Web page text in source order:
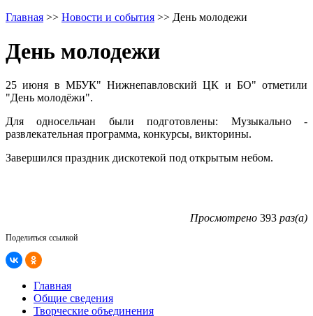
Главная >> Новости и события >> День молодежи
День молодежи
25 июня в МБУК" Нижнепавловский ЦК и БО" отметили
"День молодёжи".
Для односельчан были подготовлены: Музыкально -
развлекательная программа, конкурсы, викторины.
Завершился праздник дискотекой под открытым небом.
Просмотрено 393 раз(а)
Поделиться ссылкой
Главная
Общие сведения
Творческие объединения